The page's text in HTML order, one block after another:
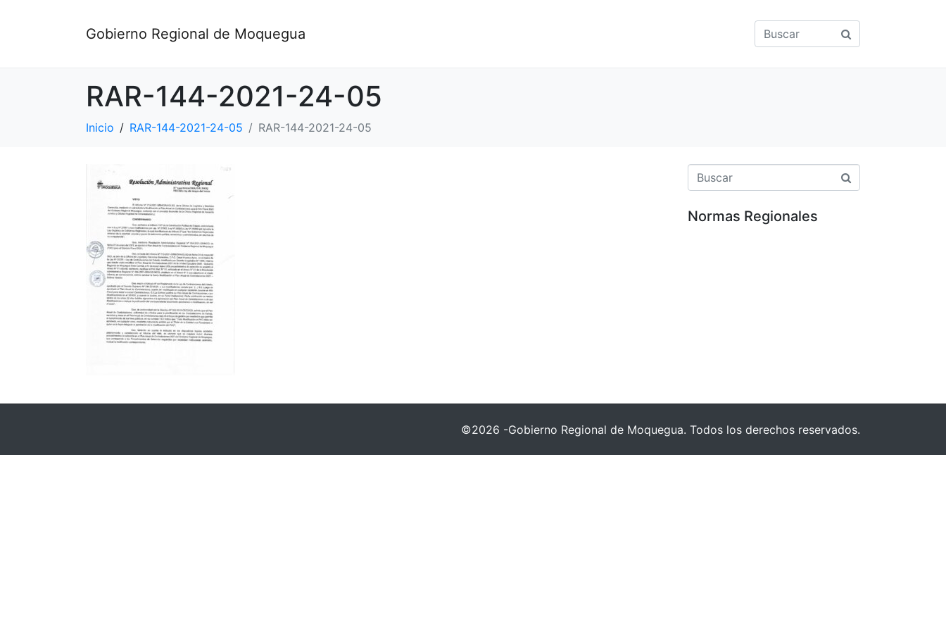
Gobierno Regional de Moquegua
RAR-144-2021-24-05
Inicio RAR-144-2021-24-05 RAR-144-2021-24-05
Normas Regionales
©2026 -Gobierno Regional de Moquegua. Todos los derechos reservados.